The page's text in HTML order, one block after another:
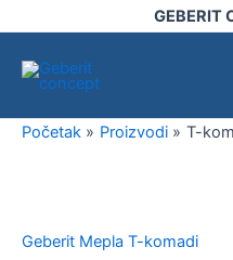
na
sadržaj
GEBERIT
Početak Proizvodi T-
Geberit Mepla T-komadi
fi32/20/32
količina